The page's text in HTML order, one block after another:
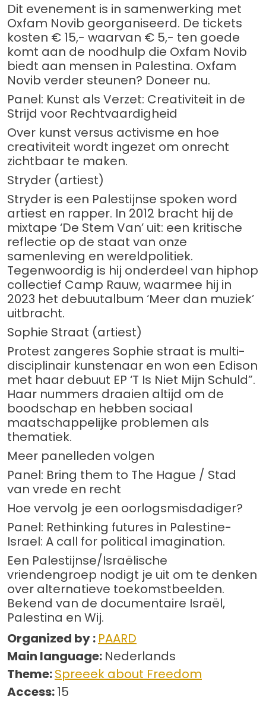
Dit evenement is in samenwerking met
Oxfam Novib georganiseerd. De tickets
kosten € 15,- waarvan € 5,- ten goede
komt aan de noodhulp die Oxfam Novib
biedt aan mensen in Palestina. Oxfam
Novib verder steunen? Doneer nu.
Panel: Kunst als Verzet: Creativiteit in de
Strijd voor Rechtvaardigheid
Over kunst versus activisme en hoe
creativiteit wordt ingezet om onrecht
zichtbaar te maken.
Stryder (artiest)
Stryder is een Palestijnse spoken word
artiest en rapper. In 2012 bracht hij de
mixtape ‘De Stem Van’ uit: een kritische
reflectie op de staat van onze
samenleving en wereldpolitiek.
Tegenwoordig is hij onderdeel van hiphop
collectief Camp Rauw, waarmee hij in
2023 het debuutalbum ‘Meer dan muziek’
uitbracht.
Sophie Straat (artiest)
Protest zangeres Sophie straat is multi-
disciplinair kunstenaar en won een Edison
met haar debuut EP ‘T Is Niet Mijn Schuld”.
Haar nummers draaien altijd om de
boodschap en hebben sociaal
maatschappelijke problemen als
thematiek.
Meer panelleden volgen
Panel: Bring them to The Hague / Stad
van vrede en recht
Hoe vervolg je een oorlogsmisdadiger?
Panel: Rethinking futures in Palestine-
Israel: A call for political imagination.
Een Palestijnse/Israëlische
vriendengroep nodigt je uit om te denken
over alternatieve toekomstbeelden.
Bekend van de documentaire Israël,
Palestina en Wij.
Organized by : PAARD
Main language: Nederlands
Theme:Spreeek about Freedom
Access:15